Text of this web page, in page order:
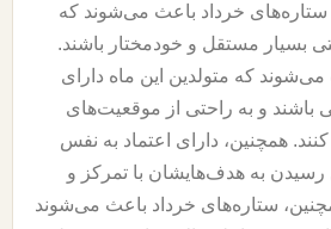
خرداد باعث می‌شوند که
بسیار مستقل و خودمختار باشند.
که متولدین این ماه دارای
باشند و به راحتی از موقعیت‌های
همچنین، دارای اعتماد به نفس
رسیدن به هدف‌هایشان با تمرکز و
ستاره‌های خرداد باعث می‌شوند